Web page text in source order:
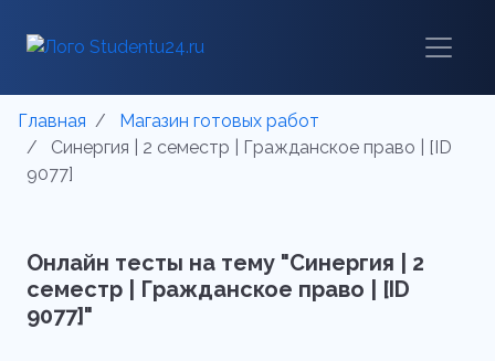
Главная
Магазин готовых работ
Синергия | 2 семестр | Гражданское право | [ID
9077]
Онлайн тесты на тему "Синергия | 2
семестр | Гражданское право | [ID
9077]"